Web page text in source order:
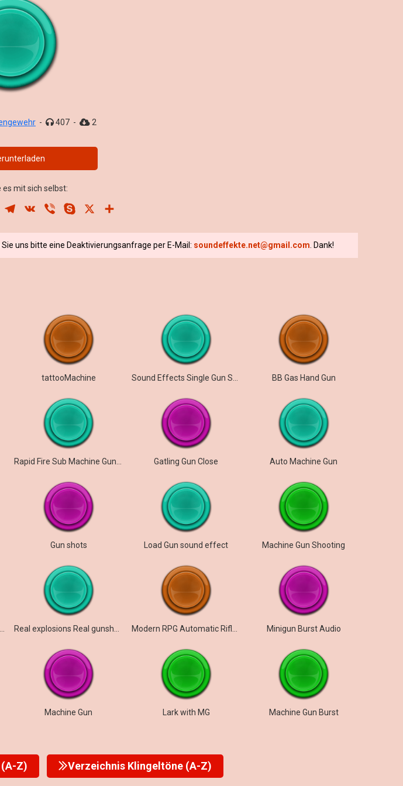
- 407 - 2
es mit sich selbst:
LinkedInTelegram
VK Viber Skype
uns bitte eine Deaktivierungsanfrage per E-Mail: soundeffekte.net@gmail.com . Dank!
tattooMachine BB Gas Hand Gun
Gatling Gun Close Auto Machine Gun
Gun shots Load Gun sound effect Machine Gun Shooting
Minigun Burst Audio
Machine Gun Lark with MG Machine Gun Burst
Z) Verzeichnis Klingeltöne (A-Z)